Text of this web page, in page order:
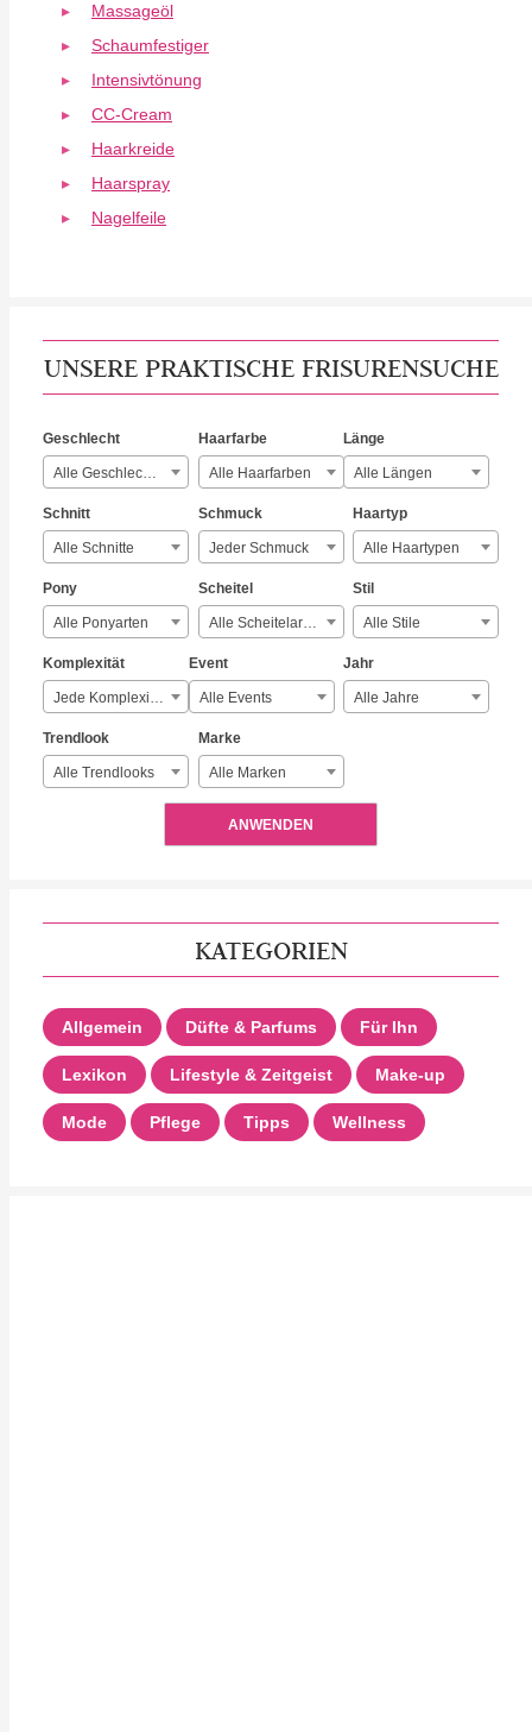
Massageöl
Schaumfestiger
Intensivtönung
CC-Cream
Haarkreide
Haarspray
Nagelfeile
UNSERE PRAKTISCHE FRISURENSUCHE
Geschlecht
Alle Geschlechter
Haarfarbe
Alle Haarfarben
Länge
Alle Längen
Schnitt
Alle Schnitte
Schmuck
Jeder Schmuck
Haartyp
Alle Haartypen
Pony
Alle Ponyarten
Scheitel
Alle Scheitelarten
Stil
Alle Stile
Komplexität
Jede Komplexität
Event
Alle Events
Jahr
Alle Jahre
Trendlook
Alle Trendlooks
Marke
Alle Marken
ANWENDEN
KATEGORIEN
Allgemein Düfte & Parfums Für Ihn
Lexikon Lifestyle & Zeitgeist Make-up
Mode Pflege Tipps Wellness